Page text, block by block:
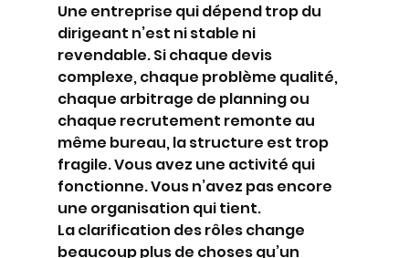
Une entreprise qui dépend trop du
dirigeant n’est ni stable ni
revendable. Si chaque devis
complexe, chaque problème qualité,
chaque arbitrage de planning ou
chaque recrutement remonte au
même bureau, la structure est trop
fragile. Vous avez une activité qui
fonctionne. Vous n’avez pas encore
une organisation qui tient.
La clarification des rôles change
beaucoup plus de choses qu’un